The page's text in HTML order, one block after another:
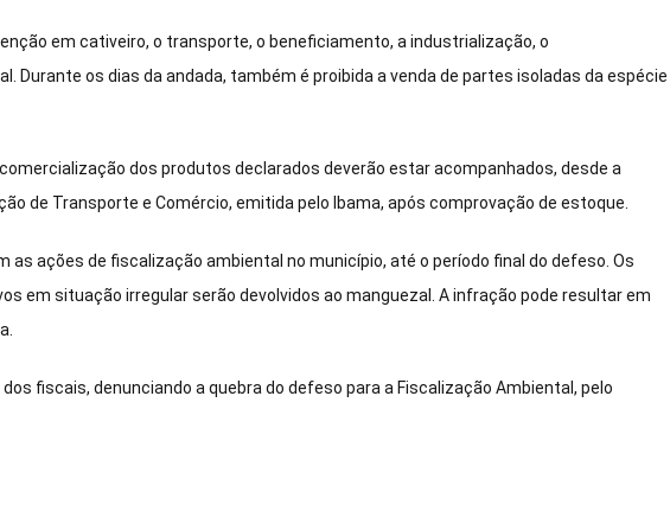
em cativeiro, o transporte, o beneficiamento, a industrialização, o
Durante os dias da andada, também é proibida a venda de partes isoladas da espécie
dos produtos declarados deverão estar acompanhados, desde a
de Transporte e Comércio, emitida pelo Ibama, após comprovação de estoque.
as ações de fiscalização ambiental no município, até o período final do defeso. Os
em situação irregular serão devolvidos ao manguezal. A infração pode resultar em
fiscais, denunciando a quebra do defeso para a Fiscalização Ambiental, pelo